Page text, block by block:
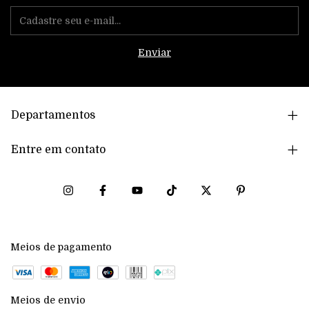
Departamentos
Entre em contato
Meios de pagamento
Meios de envio